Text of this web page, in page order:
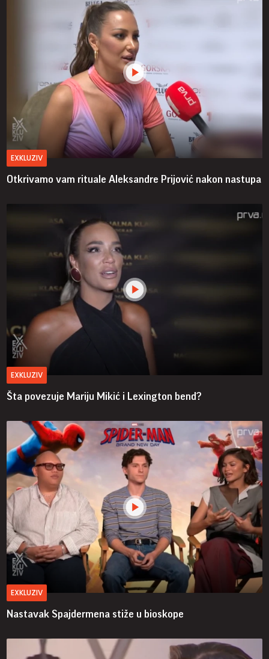
EXKLUZIV
Otkrivamo vam rituale Aleksandre Prijović nakon nastupa
EXKLUZIV
Šta povezuje Mariju Mikić i Lexington bend?
EXKLUZIV
Nastavak Spajdermena stiže u bioskope